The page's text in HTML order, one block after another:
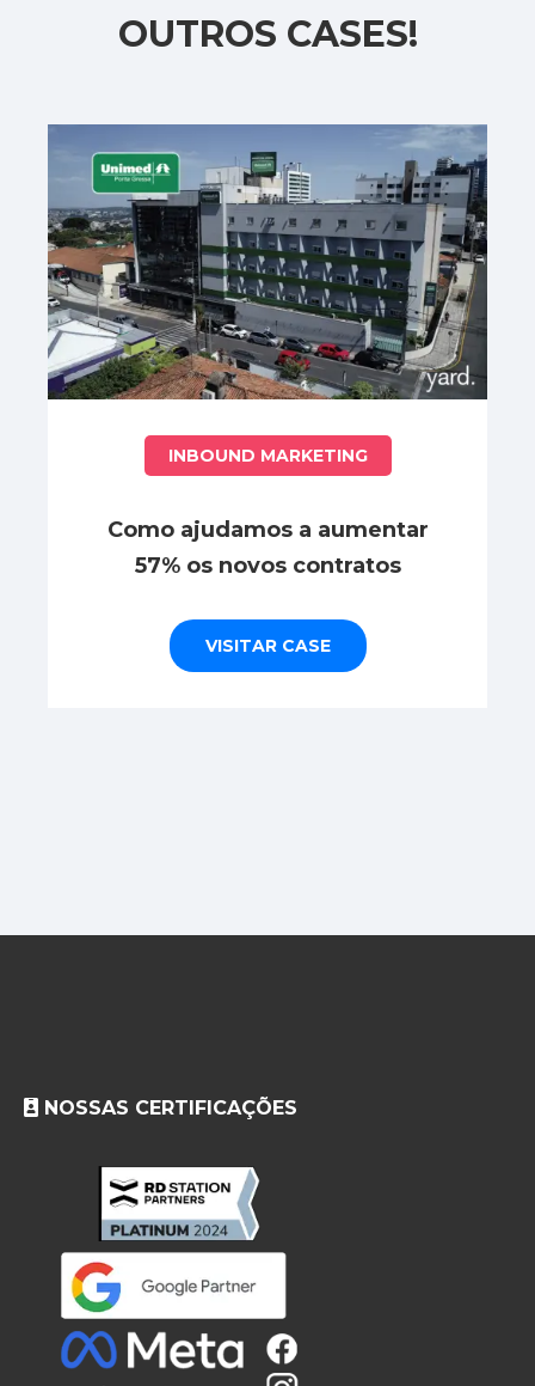
OUTROS CASES!
INBOUND MARKETING
Como ajudamos a aumentar
57% os novos contratos
VISITAR CASE
NOSSAS CERTIFICAÇÕES